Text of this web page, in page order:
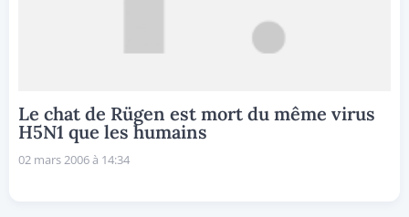
Le chat de Rügen est mort du même virus
H5N1 que les humains
02 mars 2006 à 14:34